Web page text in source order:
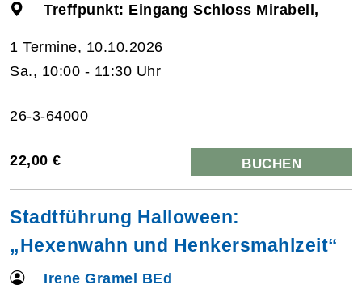
Treffpunkt: Eingang Schloss Mirabell,
1 Termine, 10.10.2026
Sa., 10:00 - 11:30 Uhr
26-3-64000
22,00 € BUCHEN
Stadtführung Halloween:
„Hexenwahn und Henkersmahlzeit“
Irene Gramel BEd